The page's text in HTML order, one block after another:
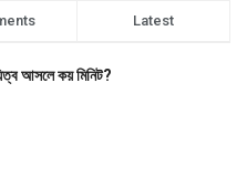
Latest
আসলে কয় মিনিট?